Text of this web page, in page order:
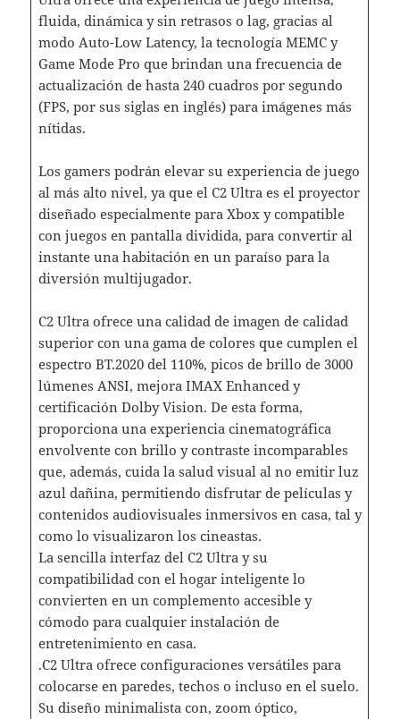
fluida, dinámica y sin retrasos o lag, gracias al
modo Auto-Low Latency, la tecnología MEMC y
Game Mode Pro que brindan una frecuencia de
actualización de hasta 240 cuadros por segundo
(FPS, por sus siglas en inglés) para imágenes más
nítidas.
Los gamers podrán elevar su experiencia de juego
al más alto nivel, ya que el C2 Ultra es el proyector
diseñado especialmente para Xbox y compatible
con juegos en pantalla dividida, para convertir al
instante una habitación en un paraíso para la
diversión multijugador.
C2 Ultra ofrece una calidad de imagen de calidad
superior con una gama de colores que cumplen el
espectro BT.2020 del 110%, picos de brillo de 3000
lúmenes ANSI, mejora IMAX Enhanced y
certificación Dolby Vision. De esta forma,
proporciona una experiencia cinematográfica
envolvente con brillo y contraste incomparables
que, además, cuida la salud visual al no emitir luz
azul dañina, permitiendo disfrutar de películas y
contenidos audiovisuales inmersivos en casa, tal y
como lo visualizaron los cineastas.
La sencilla interfaz del C2 Ultra y su
compatibilidad con el hogar inteligente lo
convierten en un complemento accesible y
cómodo para cualquier instalación de
entretenimiento en casa.
.C2 Ultra ofrece configuraciones versátiles para
colocarse en paredes, techos o incluso en el suelo.
Su diseño minimalista con, zoom óptico,